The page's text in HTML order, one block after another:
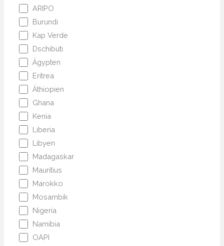
ARIPO
Burundi
Kap Verde
Dschibuti
Ägypten
Eritrea
Äthiopien
Ghana
Kenia
Liberia
Libyen
Madagaskar
Mauritius
Marokko
Mosambik
Nigeria
Namibia
OAPI